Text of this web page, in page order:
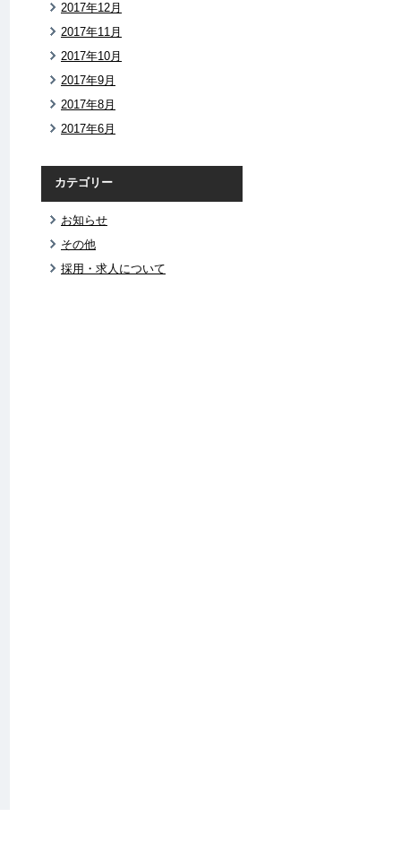
2017年12月
2017年11月
2017年10月
2017年9月
2017年8月
2017年6月
カテゴリー
お知らせ
その他
採用・求人について